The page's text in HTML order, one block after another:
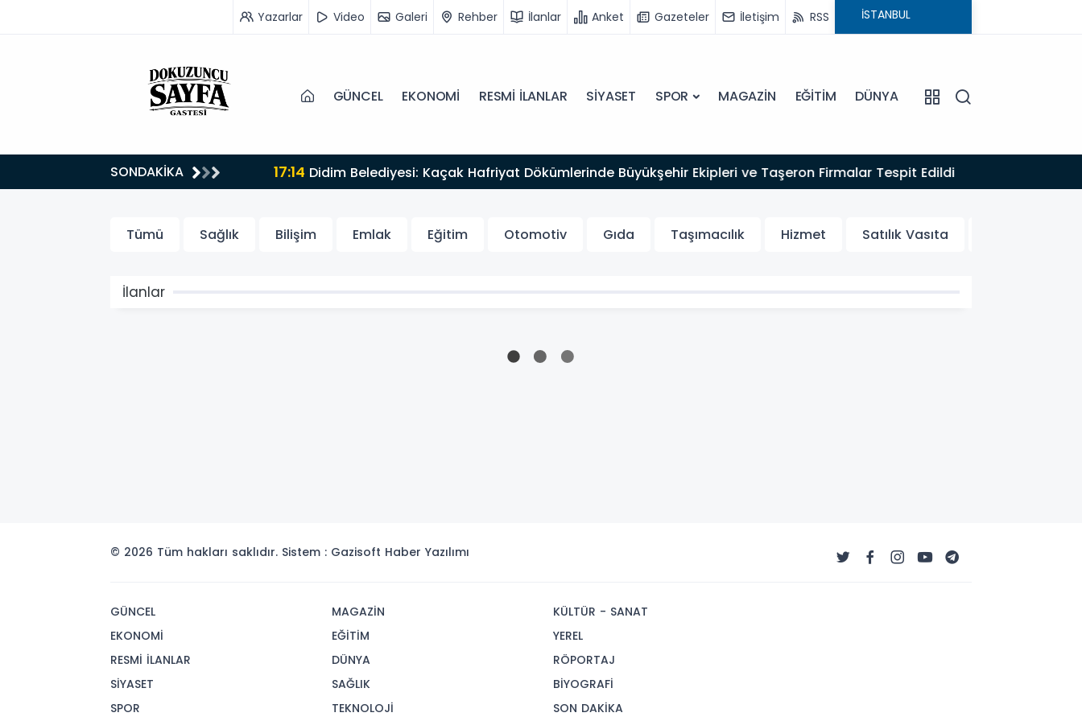
Yazarlar Video Galeri Rehber İlanlar Anket Gazeteler İletişim RSS
GÜNCEL EKONOMİ RESMİ İLANLAR SİYASET SPOR MAGAZİN EĞİTİM DÜNYA
SONDAKİKA 17:14 Didim Belediyesi: Kaçak Hafriyat Dökümlerinde Büyükşehir Ekipleri ve Taşeron Firmalar Tespit Edildi
Tümü Sağlık Bilişim Emlak Eğitim Otomotiv Gıda Taşımacılık Hizmet Satılık Vasıta
İlanlar
© 2026 Tüm hakları saklıdır. Sistem : Gazisoft Haber Yazılımı
GÜNCEL
EKONOMİ
RESMİ İLANLAR
SİYASET
SPOR
MAGAZİN
EĞİTİM
DÜNYA
SAĞLIK
TEKNOLOJİ
KÜLTÜR - SANAT
YEREL
RÖPORTAJ
BİYOGRAFİ
SON DAKİKA